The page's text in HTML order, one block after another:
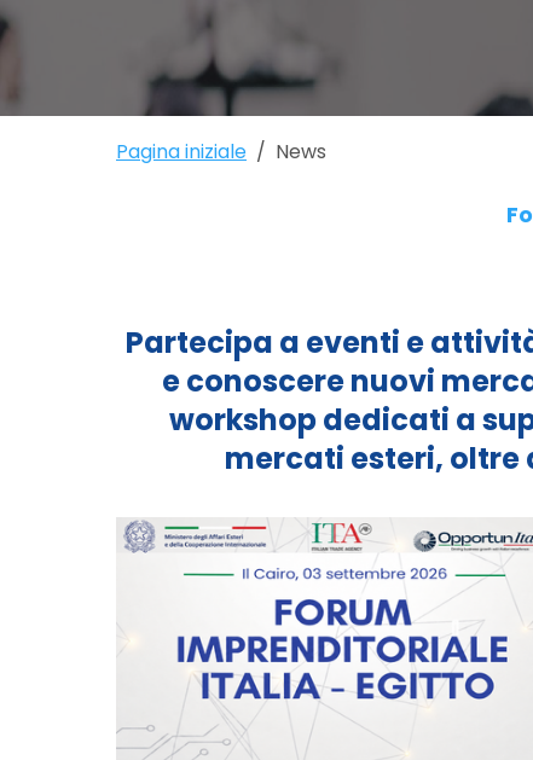
Pagina iniziale News
Partecipa a eventi e
e conoscere nuovi
workshop dedicati a
mercati esteri, oltre